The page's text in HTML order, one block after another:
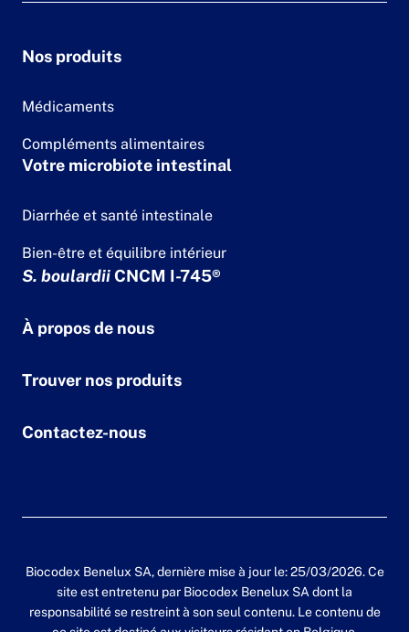
Nos produits
Médicaments
Compléments alimentaires
Votre microbiote intestinal
Diarrhée et santé intestinale
Bien-être et équilibre intérieur
S. boulardiiCNCM I-745®
À propos de nous
Trouver nos produits
Contactez-nous
Biocodex Benelux SA, dernière mise à jour le: 25/03/2026. Ce
site est entretenu par Biocodex Benelux SA dont la
responsabilité se restreint à son seul contenu. Le contenu de